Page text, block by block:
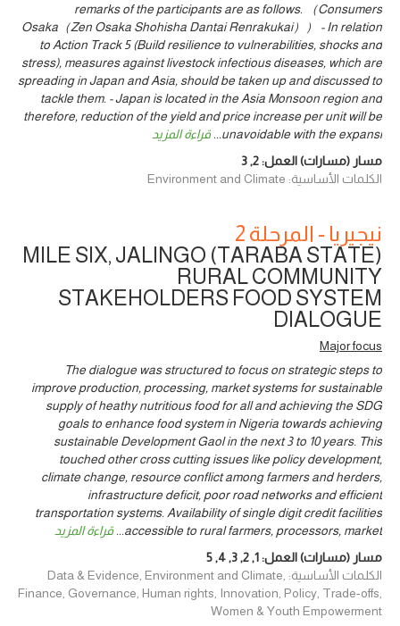
remarks of the participants are as follows. （Consumers
Osaka（Zen Osaka Shohisha Dantai Renrakukai）） - In relation
to Action Track 5 (Build resilience to vulnerabilities, shocks and
stress), measures against livestock infectious diseases, which are
spreading in Japan and Asia, should be taken up and discussed to
tackle them. - Japan is located in the Asia Monsoon region and
therefore, reduction of the yield and price increase per unit will be
unavoidable with the expansi
... قراءة المزيد
مسار (مسارات) العمل:2
,
3
الكلمات الأساسية: Environment and Climate
نيجيريا - المرحلة 2
MILE SIX, JALINGO (TARABA STATE)
RURAL COMMUNITY
STAKEHOLDERS FOOD SYSTEM
DIALOGUE
Major focus
The dialogue was structured to focus on strategic steps to
improve production, processing, market systems for sustainable
supply of heathy nutritious food for all and achieving the SDG
goals to enhance food system in Nigeria towards achieving
sustainable Development Gaol in the next 3 to 10 years. This
touched other cross cutting issues like policy development,
climate change, resource conflict among farmers and herders,
infrastructure deficit, poor road networks and efficient
transportation systems. Availability of single digit credit facilities
accessible to rural farmers, processors, market
... قراءة المزيد
مسار (مسارات) العمل:1
,
2
,
3
,
4
,
5
الكلمات الأساسية: Data & Evidence, Environment and Climate,
Finance, Governance, Human rights, Innovation, Policy, Trade-offs,
Women & Youth Empowerment